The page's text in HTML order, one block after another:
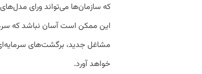
که سازمان‌ها می‌تواند ورای
این ممکن است آسان نباشد که
مشاغل جدید، برگشت‌های
خواهد آورد.